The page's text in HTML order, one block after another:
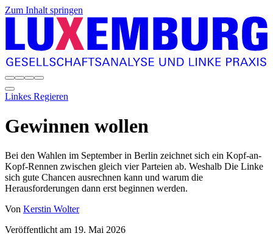
Zum Inhalt springen
Linkes Regieren
Gewinnen wollen
Bei den Wahlen im September in Berlin zeichnet sich ein Kopf-an-
Kopf-Rennen zwischen gleich vier Parteien ab. Weshalb Die Linke
sich gute Chancen ausrechnen kann und warum die
Herausforderungen dann erst beginnen werden.
Von Kerstin Wolter
Veröffentlicht am 19. Mai 2026